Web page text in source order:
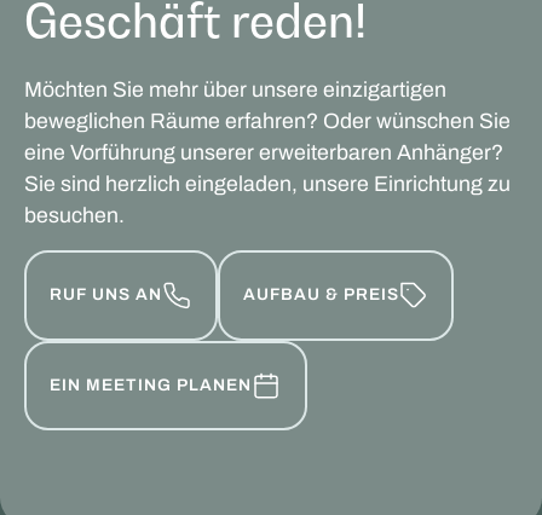
Geschäft reden!
Möchten Sie mehr über unsere einzigartigen
beweglichen Räume erfahren? Oder wünschen Sie
eine Vorführung unserer erweiterbaren Anhänger?
Sie sind herzlich eingeladen, unsere Einrichtung zu
besuchen.
RUF UNS AN AUFBAU & PREIS
EIN MEETING PLANEN